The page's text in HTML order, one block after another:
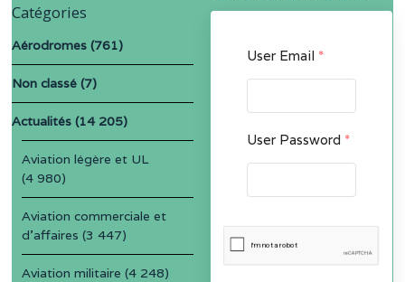
User Email *
User Password *
Catégories
Aérodromes (761)
Non classé (7)
Actualités (14 205)
Aviation légère et UL
(4 980)
Aviation commerciale et
d'affaires (3 447)
Aviation militaire (4 248)